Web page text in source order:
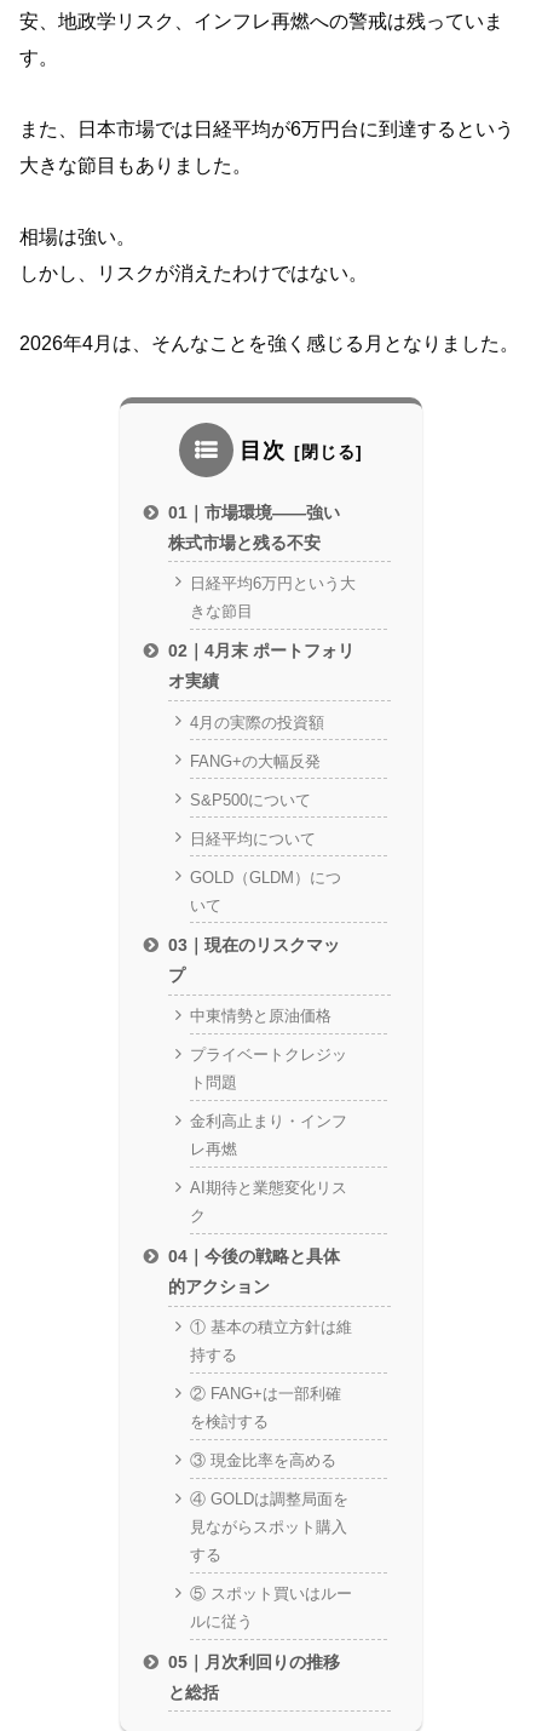
安、地政学リスク、インフレ再燃への警戒は残っていま
す。
また、日本市場では日経平均が6万円台に到達するという
大きな節目もありました。
相場は強い。
しかし、リスクが消えたわけではない。
2026年4月は、そんなことを強く感じる月となりました。
目次
01｜市場環境——強い
株式市場と残る不安
日経平均6万円という大
きな節目
02｜4月末 ポートフォリ
オ実績
4月の実際の投資額
FANG+の大幅反発
S&P500について
日経平均について
GOLD（GLDM）につ
いて
03｜現在のリスクマッ
プ
中東情勢と原油価格
プライベートクレジッ
ト問題
金利高止まり・インフ
レ再燃
AI期待と業態変化リス
ク
04｜今後の戦略と具体
的アクション
① 基本の積立方針は維
持する
② FANG+は一部利確
を検討する
③ 現金比率を高める
④ GOLDは調整局面を
見ながらスポット購入
する
⑤ スポット買いはルー
ルに従う
05｜月次利回りの推移
と総括